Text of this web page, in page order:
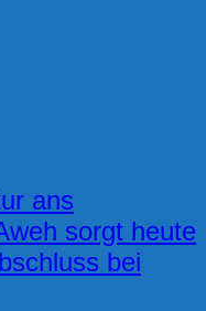
ans
sorgt heute
bei